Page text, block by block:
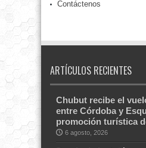
Contáctenos
ARTÍCULOS RECIENTES
Chubut recibe el
entre Córdoba y
promoción turística
6 agosto, 2026